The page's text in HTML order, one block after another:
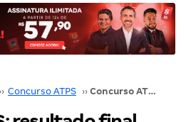
›› Concurso ATPS ›› Concurso ATPS: resultado final homologado. Confira!